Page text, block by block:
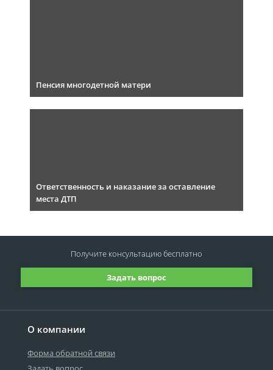
Пенсия многодетной матери
Ответственность и наказание за оставление
места ДТП
О компании
Форма обратной связи
Задать вопрос
Получите консультациюбесплатно